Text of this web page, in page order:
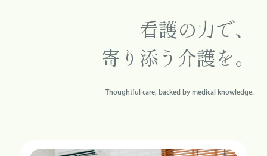
看護の力で、
寄り添う介護を。
Thoughtful care, backed by medical knowledge.